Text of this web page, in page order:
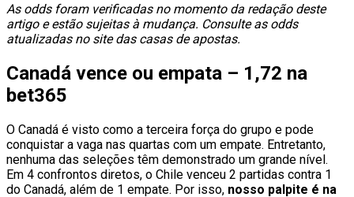
As odds foram verificadas no momento da redação deste
artigo e estão sujeitas à mudança. Consulte as odds
atualizadas no site das casas de apostas.
Canadá vence ou empata – 1,72 na
bet365
O Canadá é visto como a terceira força do grupo e pode
conquistar a vaga nas quartas com um empate. Entretanto,
nenhuma das seleções têm demonstrado um grande nível.
Em 4 confrontos diretos, o Chile venceu 2 partidas contra 1
do Canadá, além de 1 empate. Por isso, nosso palpite é na